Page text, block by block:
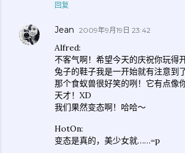
回复
Jean 2009年9月19日 23:42
Alfred:
不客气啊！希望今天的庆祝你玩得开
兔子的鞋子我是一开始就有注意到
那个食蚁兽很好笑的咧！它有点像
天才！XD
我们果然变态啊！哈哈～
HotOn:
变态是真的，美少女就……=p